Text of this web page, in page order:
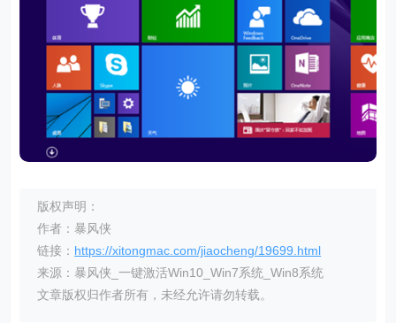
版权声明：
作者：暴风侠
链接： https://xitongmac.com/jiaocheng/19699.html
来源：暴风侠_一键激活Win10_Win7系统_Win8系统
文章版权归作者所有，未经允许请勿转载。